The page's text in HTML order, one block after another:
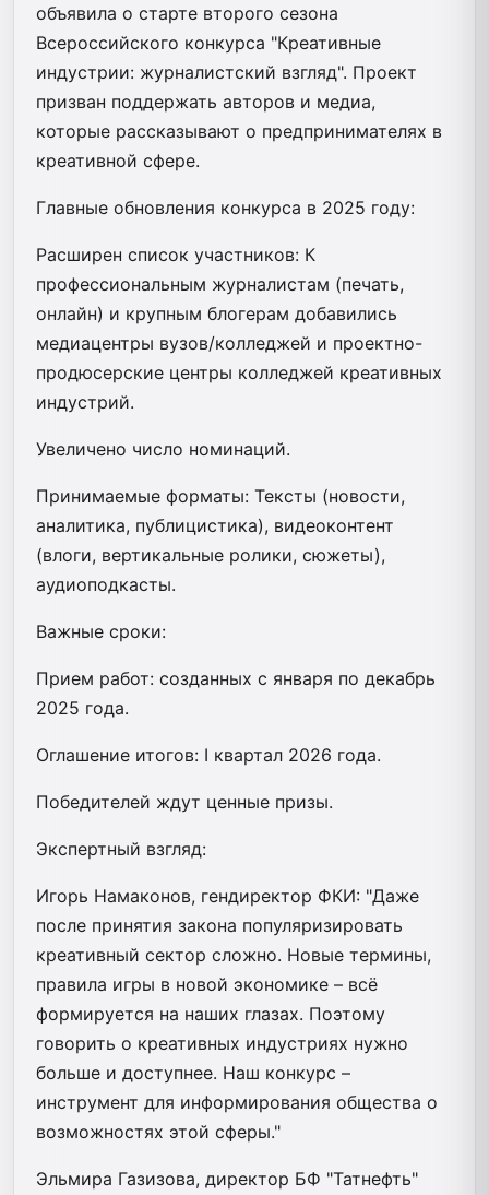
объявила о старте второго сезона
Всероссийского конкурса "Креативные
индустрии: журналистский взгляд". Проект
призван поддержать авторов и медиа,
которые рассказывают о предпринимателях в
креативной сфере.
Главные обновления конкурса в 2025 году:
Расширен список участников: К
профессиональным журналистам (печать,
онлайн) и крупным блогерам добавились
медиацентры вузов/колледжей и проектно-
продюсерские центры колледжей креативных
индустрий.
Увеличено число номинаций.
Принимаемые форматы: Тексты (новости,
аналитика, публицистика), видеоконтент
(влоги, вертикальные ролики, сюжеты),
аудиоподкасты.
Важные сроки:
Прием работ: созданных с января по декабрь
2025 года.
Оглашение итогов: I квартал 2026 года.
Победителей ждут ценные призы.
Экспертный взгляд:
Игорь Намаконов, гендиректор ФКИ: "Даже
после принятия закона популяризировать
креативный сектор сложно. Новые термины,
правила игры в новой экономике – всё
формируется на наших глазах. Поэтому
говорить о креативных индустриях нужно
больше и доступнее. Наш конкурс –
инструмент для информирования общества о
возможностях этой сферы."
Эльмира Газизова, директор БФ "Татнефть"